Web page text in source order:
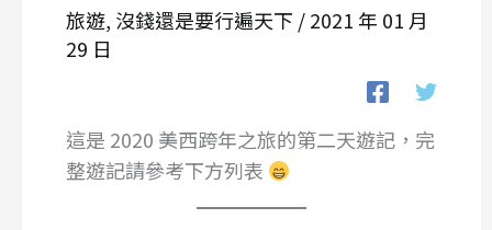
旅遊, 沒錢還是要行遍天下 /2021 年 01 月
29 日
這是 2020 美西跨年之旅的第二天遊記，完
整遊記請參考下方列表